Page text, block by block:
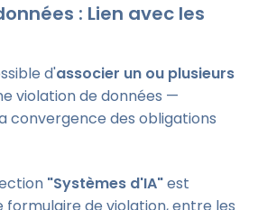
: Lien avec les
d'associer un ou plusieurs
violation de données —
convergence des obligations
"Systèmes d'IA"est